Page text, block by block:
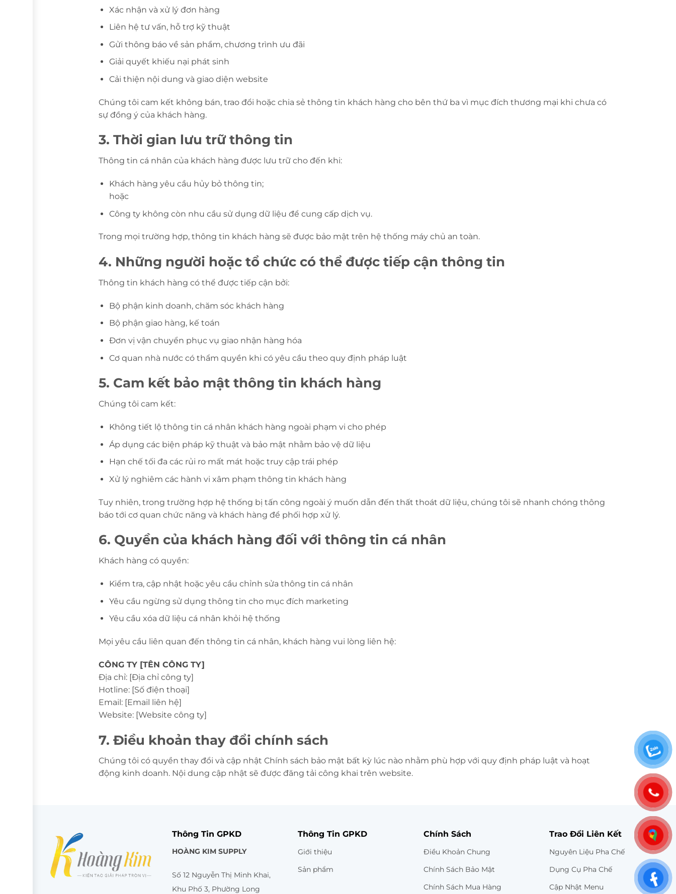
Xác nhận và xử lý đơn hàng
Liên hệ tư vấn, hỗ trợ kỹ thuật
Gửi thông báo về sản phẩm, chương trình ưu đãi
Giải quyết khiếu nại phát sinh
Cải thiện nội dung và giao diện website
Chúng tôi cam kết không bán, trao đổi hoặc chia sẻ thông tin khách hàng cho bên thứ ba vì mục đích thương mại khi chưa có
sự đồng ý của khách hàng.
3. Thời gian lưu trữ thông tin
Thông tin cá nhân của khách hàng được lưu trữ cho đến khi:
Khách hàng yêu cầu hủy bỏ thông tin;
hoặc
Công ty không còn nhu cầu sử dụng dữ liệu để cung cấp dịch vụ.
Trong mọi trường hợp, thông tin khách hàng sẽ được bảo mật trên hệ thống máy chủ an toàn.
4. Những người hoặc tổ chức có thể được tiếp cận thông tin
Thông tin khách hàng có thể được tiếp cận bởi:
Bộ phận kinh doanh, chăm sóc khách hàng
Bộ phận giao hàng, kế toán
Đơn vị vận chuyển phục vụ giao nhận hàng hóa
Cơ quan nhà nước có thẩm quyền khi có yêu cầu theo quy định pháp luật
5. Cam kết bảo mật thông tin khách hàng
Chúng tôi cam kết:
Không tiết lộ thông tin cá nhân khách hàng ngoài phạm vi cho phép
Áp dụng các biện pháp kỹ thuật và bảo mật nhằm bảo vệ dữ liệu
Hạn chế tối đa các rủi ro mất mát hoặc truy cập trái phép
Xử lý nghiêm các hành vi xâm phạm thông tin khách hàng
Tuy nhiên, trong trường hợp hệ thống bị tấn công ngoài ý muốn dẫn đến thất thoát dữ liệu, chúng tôi sẽ nhanh chóng thông
báo tới cơ quan chức năng và khách hàng để phối hợp xử lý.
6. Quyền của khách hàng đối với thông tin cá nhân
Khách hàng có quyền:
Kiểm tra, cập nhật hoặc yêu cầu chỉnh sửa thông tin cá nhân
Yêu cầu ngừng sử dụng thông tin cho mục đích marketing
Yêu cầu xóa dữ liệu cá nhân khỏi hệ thống
Mọi yêu cầu liên quan đến thông tin cá nhân, khách hàng vui lòng liên hệ:
CÔNG TY [TÊN CÔNG TY]
Địa chỉ: [Địa chỉ công ty]
Hotline: [Số điện thoại]
Email: [Email liên hệ]
Website: [Website công ty]
7. Điều khoản thay đổi chính sách
Chúng tôi có quyền thay đổi và cập nhật Chính sách bảo mật bất kỳ lúc nào nhằm phù hợp với quy định pháp luật và hoạt
động kinh doanh. Nội dung cập nhật sẽ được đăng tải công khai trên website.
Thông Tin GPKD
HOÀNG KIM SUPPLY
Số 12 Nguyễn Thị Minh Khai,
Khu Phố 3, Phường Long
Thông Tin GPKD
Giới thiệu
Sản phẩm
Chính Sách
Điều Khoản Chung
Chính Sách Bảo Mật
Chính Sách Mua Hàng
Trao Đổi Liên Kết
Nguyên Liệu Pha Chế
Dụng Cụ Pha Chế
Cập Nhật Menu